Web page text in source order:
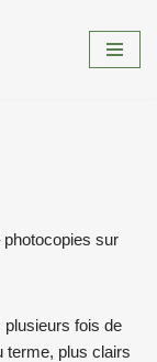
sur
plusieurs fois de
terme, plus clairs